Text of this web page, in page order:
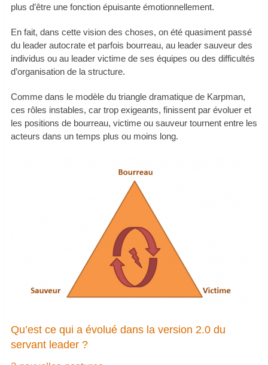
plus d’être une fonction épuisante émotionnellement.
En fait, dans cette vision des choses, on été quasiment passé
du leader autocrate et parfois bourreau, au leader sauveur des
individus ou au leader victime de ses équipes ou des difficultés
d’organisation de la structure.
Comme dans le modèle du triangle dramatique de Karpman,
ces rôles instables, car trop exigeants, finissent par évoluer et
les positions de bourreau, victime ou sauveur tournent entre les
acteurs dans un temps plus ou moins long.
Qu’est ce qui a évolué dans la version 2.0 du
servant leader ?